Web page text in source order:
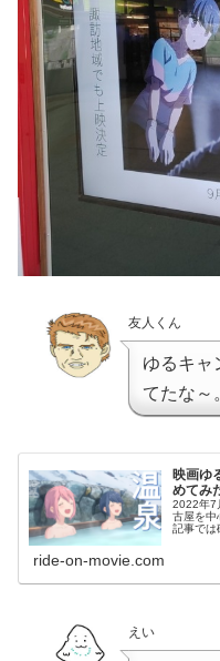
友人くん
ゆるキ
てたな～
映画ゆ
めてみ
2022年7
古屋を中
記事では
ride-on-movie.com
えい